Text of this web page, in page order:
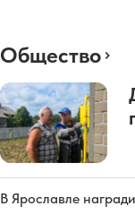
Общество
В Ярославле